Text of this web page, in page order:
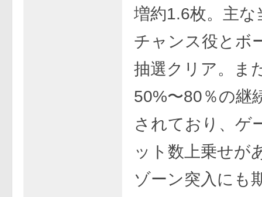
増約1.6枚。主な
チャンス役とボ
抽選クリア。ま
50%〜80％の継
されており、ゲ
ット数上乗せが
ゾーン突入にも